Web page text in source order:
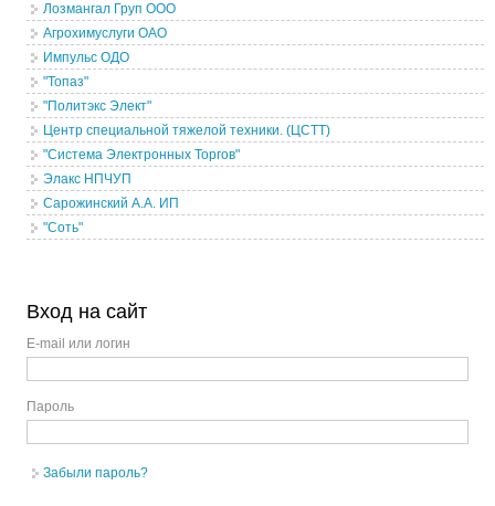
Лозмангал Груп ООО
Агрохимуслуги ОАО
Импульс ОДО
"Топаз"
"Политэкс Элект"
Центр специальной тяжелой техники. (ЦСТТ)
"Система Электронных Торгов"
Элакс НПЧУП
Сарожинский А.А. ИП
"Соть"
Вход на сайт
E-mail или логин
Пароль
Забыли пароль?